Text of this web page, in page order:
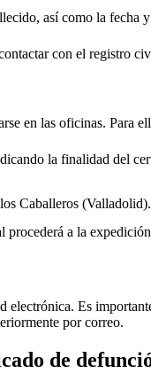
así como la
con el registro
en las oficinas.
la finalidad del
Caballeros (Valladolid).
procederá a la
electrónica. Es
por correo.
de